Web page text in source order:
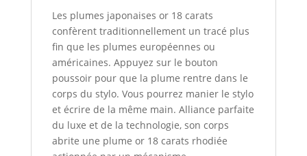
Les plumes japonaises or 18 carats
confèrent traditionnellement un tracé plus
fin que les plumes européennes ou
américaines. Appuyez sur le bouton
poussoir pour que la plume rentre dans le
corps du stylo. Vous pourrez manier le stylo
et écrire de la même main. Alliance parfaite
du luxe et de la technologie, son corps
abrite une plume or 18 carats rhodiée